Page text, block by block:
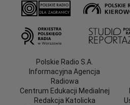
Polskie Radio S.A.
Informacyjna Agencja
Radiowa
Centrum Edukacji Medialnej
Redakcja Katolicka